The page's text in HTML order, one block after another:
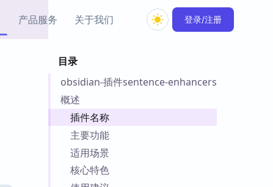
产品服务
Obsidian 教程
关于我们 登录/注册
目录
obsidian-插件sentence-enhancers
概述
插件名称
主要功能
适用场景
核心特色